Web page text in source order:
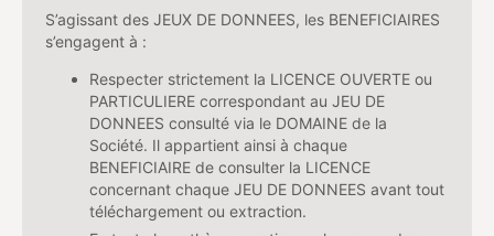
S’agissant des JEUX DE DONNEES, les BENEFICIAIRES
s’engagent à :
Respecter strictement la LICENCE OUVERTE ou
PARTICULIERE correspondant au JEU DE
DONNEES consulté via le DOMAINE de la
Société. Il appartient ainsi à chaque
BENEFICIAIRE de consulter la LICENCE
concernant chaque JEU DE DONNEES avant tout
téléchargement ou extraction.